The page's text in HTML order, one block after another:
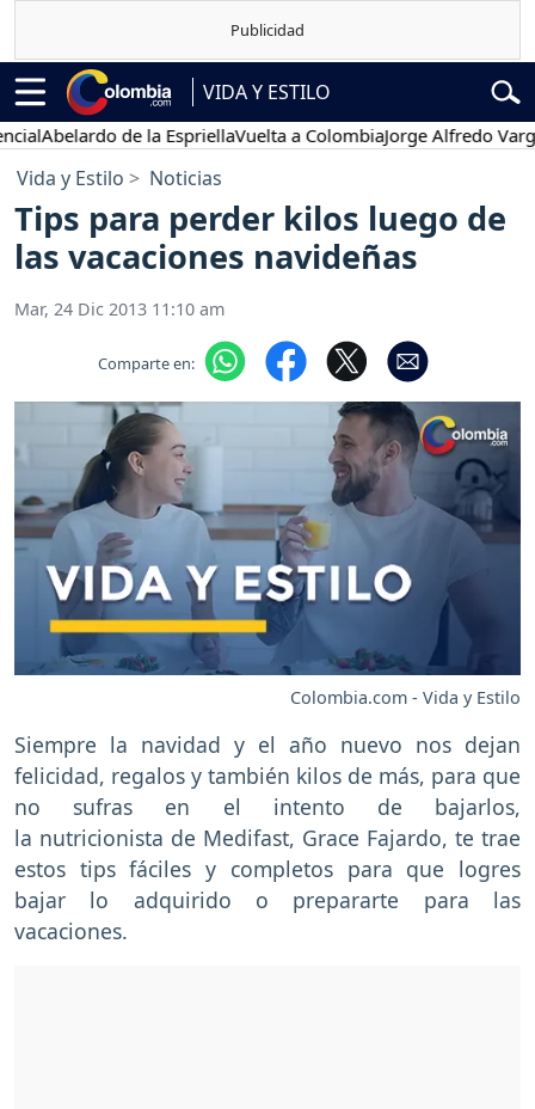
VIDA Y ESTILO
Abelardo de la EspriellaVuelta a ColombiaJorge Alfredo Vargas
Vida y Estilo Noticias
Tips para perder kilos luego de
las vacaciones navideñas
Mar, 24 Dic 2013 11:10 am
Comparte en:
Colombia.com - Vida y Estilo
Siempre la navidad y el año nuevo nos dejan
felicidad, regalos y también kilos de más, para que
no sufras en el intento de bajarlos,
la nutricionista de Medifast, Grace Fajardo, te trae
estos tips fáciles y completos para que logres
bajar lo adquirido o prepararte para las
vacaciones.